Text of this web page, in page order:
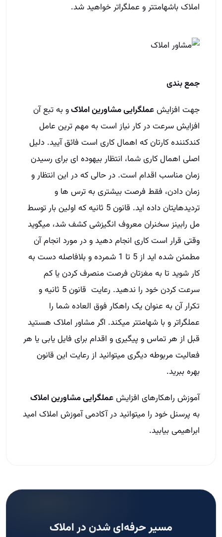
املاک باشهامتتر و عملگراتر خواهید شد.
جمع بندی
جهت افزایشعملگرایی مشاورین املاکو به تبع آن
افزایش سرعت در کار نیاز است به مهم ترین عامل
کندکننده کارتان که اهمال کاری است فائق آیید. دلیل
اصلی اهمال کاری شما، انتظار بیهوده ای برای رسیدن
زمان مناسب اقدام است. در حالی که در این انتظار و
زمان دادن، فقط فرصت بیشتری به ترس ها و
تردیدهایتان داده اید. قانون 5 ثانیه که اولین بار توسط
مل رابینز سخنران معروف انگیزشی کشف شد، میگوید
وقتی قرار است کاری انجام دهید و در مورد انجام آن
مطمئن شده اید از 5 تا 1 شمرده و بلافاصله دست به
کار شوید تا به مغزتان فرصت منصرف کردن یا کم
سرعت کردن خود را ندهید. رعایت قانون 5 ثانیه و
تکرار آن به عنوان یک راهکار فوق العاده شما را
عملگراتر و با شهامتتر میکند. اگر مشاور املاک هستید
قبل از هر تماس و پیگیری و اقدام برای فایل یابی یا هر
فعالیت مربوطه دیگری میتوانید از رعایت این قانون
بهره ببرید.
آموزش راهکارهای افزایشعملگرایی مشاورین املاک
به پرسنل خود را میتوانید در آکادمی آموزش املاک امید
ابراهیمی بیابید.
مسیر حرفه‌ای شدن در املاک